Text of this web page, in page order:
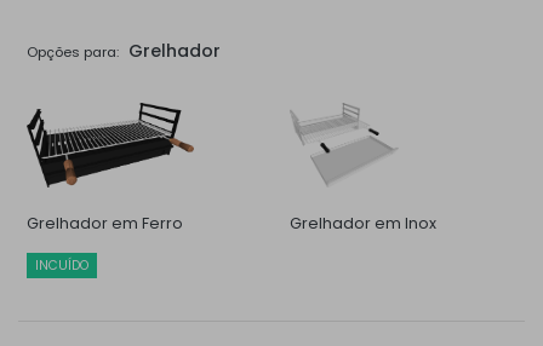
Opções para: Grelhador
Grelhador em Ferro
INCUÍDO
Grelhador em Inox